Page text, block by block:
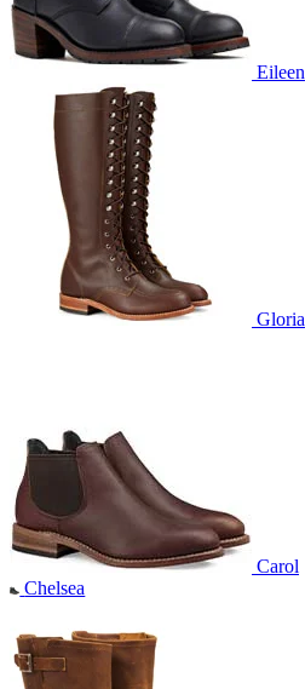
Eileen
Gloria
Carol
Chelsea